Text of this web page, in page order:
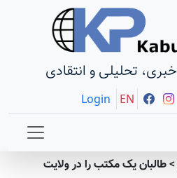
خبری، تحلیلی و انتقادی
Login EN
>طالبان یک مکتب را در ولایت